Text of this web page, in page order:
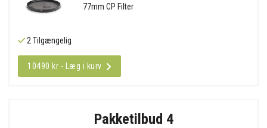
77mm CP Filter
2 Tilgængelig
10490 kr - Læg i kurv
Pakketilbud 4